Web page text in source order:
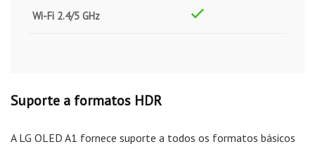
Wi-Fi 2.4/5 GHz
Suporte a formatos HDR
A LG OLED A1 fornece suporte a todos os formatos básicos